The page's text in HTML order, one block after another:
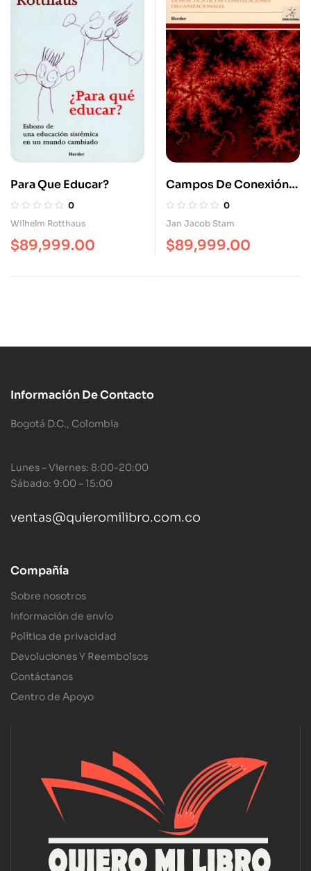
Para Que Educar?
0
Wilhelm Rotthaus
$89,999.00
Campos De Conexión
La Práctica De Las
Constelaciones
Organizacionales
0
Jan Jacob Stam
$89,999.00
Información De Contacto
Bogotá D.C., Colombia
Lunes – Viernes: 8:00-20:00
Sábado: 9:00 – 15:00
ventas@quieromilibro.com.co
Compañía
Sobre nosotros
Información de envío
Política de privacidad
Devoluciones Y Reembolsos
Contáctanos
Centro de Apoyo